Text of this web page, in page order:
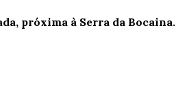
próxima à Serra da Bocaina.